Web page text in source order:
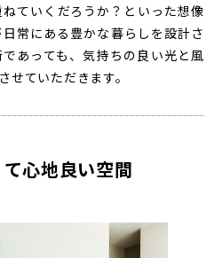
ていくだろうか？といった想像
常にある豊かな暮らしを設計さ
あっても、気持ちの良い光と風
せていただきます。
心地良い空間